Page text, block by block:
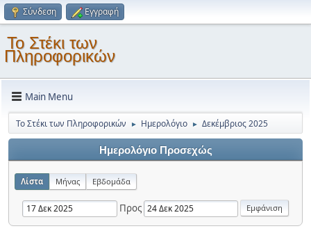
Σύνδεση Εγγραφή
Το Στέκι των
Πληροφορικών
Main Menu
Το Στέκι των Πληροφορικών ► Ημερολόγιο ► Δεκέμβριος 2025
Ημερολόγιο Προσεχώς
Λίστα Μήνας Εβδομάδα
Προς